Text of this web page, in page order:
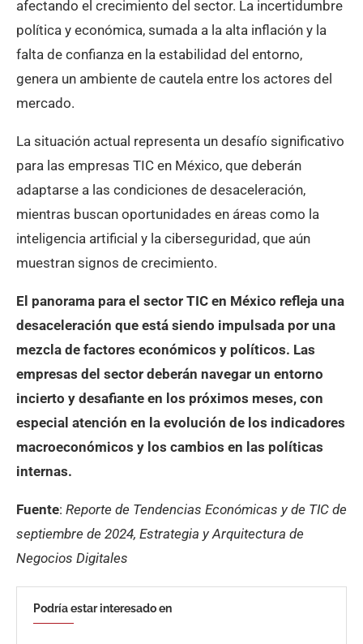
afectando el crecimiento del sector. La incertidumbre
política y económica, sumada a la alta inflación y la
falta de confianza en la estabilidad del entorno,
genera un ambiente de cautela entre los actores del
mercado.
La situación actual representa un desafío significativo
para las empresas TIC en México, que deberán
adaptarse a las condiciones de desaceleración,
mientras buscan oportunidades en áreas como la
inteligencia artificial y la ciberseguridad, que aún
muestran signos de crecimiento.
El panorama para el sector TIC en México refleja una
desaceleración que está siendo impulsada por una
mezcla de factores económicos y políticos. Las
empresas del sector deberán navegar un entorno
incierto y desafiante en los próximos meses, con
especial atención en la evolución de los indicadores
macroeconómicos y los cambios en las políticas
internas.
Fuente: Reporte de Tendencias Económicas y de TIC de
septiembre de 2024, Estrategia y Arquitectura de
Negocios Digitales
Podría estar interesado en